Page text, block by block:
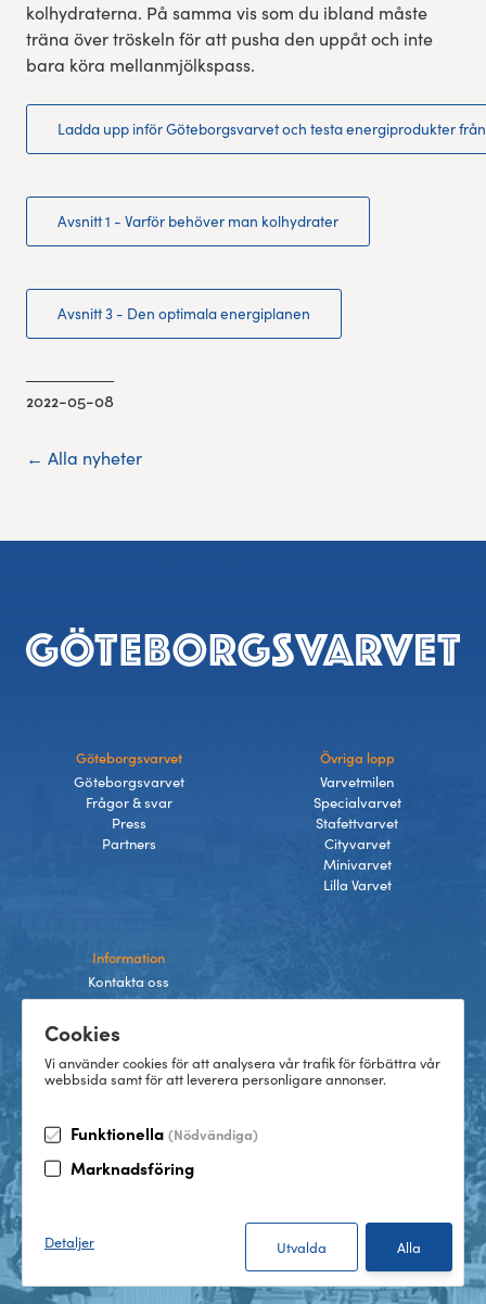
Cookies
Vi använder cookies för att analysera vår trafik för förbättra vår
webbsida samt för att leverera personligare annonser.
Funktionella (Nödvändiga)
Marknadsföring
Detaljer
kolhydraterna. På samma vis som du ibland måste
träna över tröskeln för att pusha den uppåt och inte
bara köra mellanmjölkspass.
Ladda upp inför Göteborgsvarvet och testa energiprodukter
Avsnitt 1 - Varför behöver man kolhydrater
Avsnitt 3 - Den optimala energiplanen
2022-05-08
← Alla nyheter
Sidfot
Göteborgsvarvet
Göteborgsvarvet
Frågor & svar
Press
Partners
Övriga lopp
Varvetmilen
Specialvarvet
Stafettvarvet
Cityvarvet
Minivarvet
Lilla Varvet
Information
Kontakta oss
Villkor
Cookies